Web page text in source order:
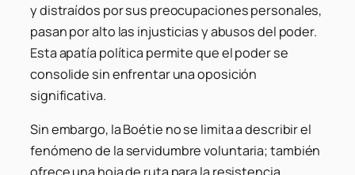
y distraídos por sus preocupaciones personales,
pasan por alto las injusticias y abusos del poder.
Esta apatía política permite que el poder se
consolide sin enfrentar una oposición
significativa.
Sin embargo, la Boétie no se limita a describir el
fenómeno de la servidumbre voluntaria; también